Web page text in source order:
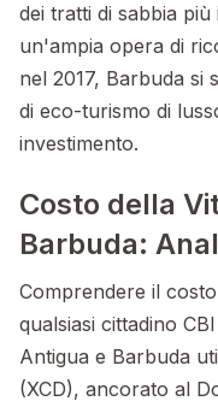
dei tratti di sabbia
un'ampia opera di
nel 2017, Barbuda si
di eco-turismo di
investimento.
Costo della
Barbuda:
Comprendere il
qualsiasi cittadino
Antigua e Barbuda
(XCD), ancorato al